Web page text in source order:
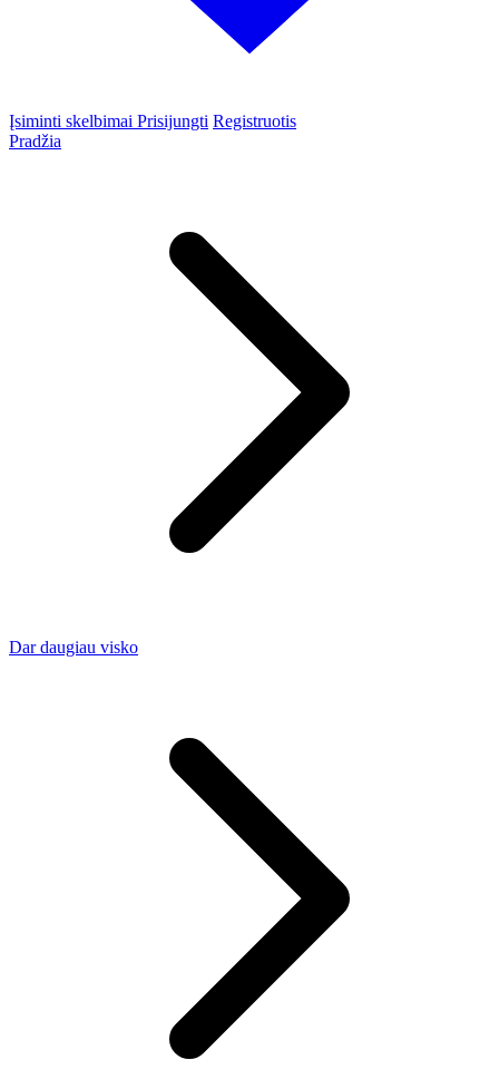
Įsiminti skelbimai Prisijungti Registruotis
Pradžia
Dar daugiau visko